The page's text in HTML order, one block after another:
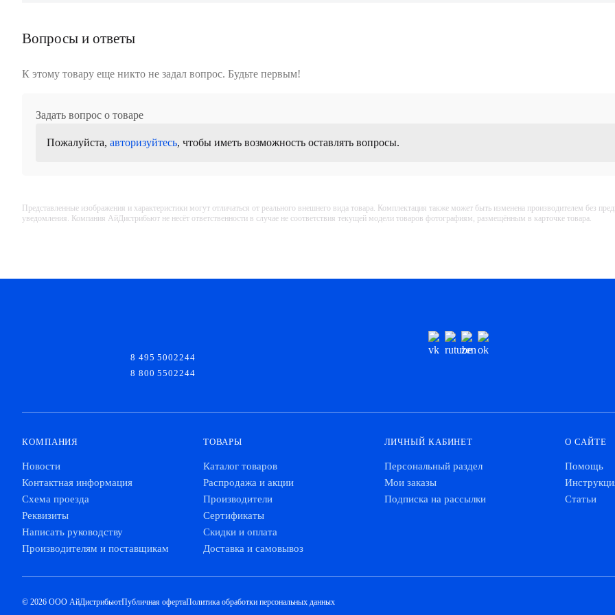
Вопросы и ответы
К этому товару еще никто не задал вопрос. Будьте первым!
Задать вопрос о товаре
Пожалуйста, авторизуйтесь, чтобы иметь возможность оставлять вопросы.
Представленные изображения и характеристики могут отличаться от реального внешнего вида товара. Комплектация также может быть изменена производителем без
уведомления. Компания АйДистрибьют не несёт ответственности в случае не соответствия текущей модели товаров фотографиям, размещённым в карточке товара.
8 495 5002244
8 800 5502244
КОМПАНИЯ
Новости
Контактная информация
Схема проезда
Реквизиты
Написать руководству
Производителям и поставщикам
ТОВАРЫ
Каталог товаров
Распродажа и акции
Производители
Сертификаты
Скидки и оплата
Доставка и самовывоз
ЛИЧНЫЙ КАБИНЕТ
Персональный раздел
Мои заказы
Подписка на рассылки
О САЙТЕ
Помощь
Статьи
© 2026 ООО АйДистрибьютПубличная офертаПолитика обработки персональных данных